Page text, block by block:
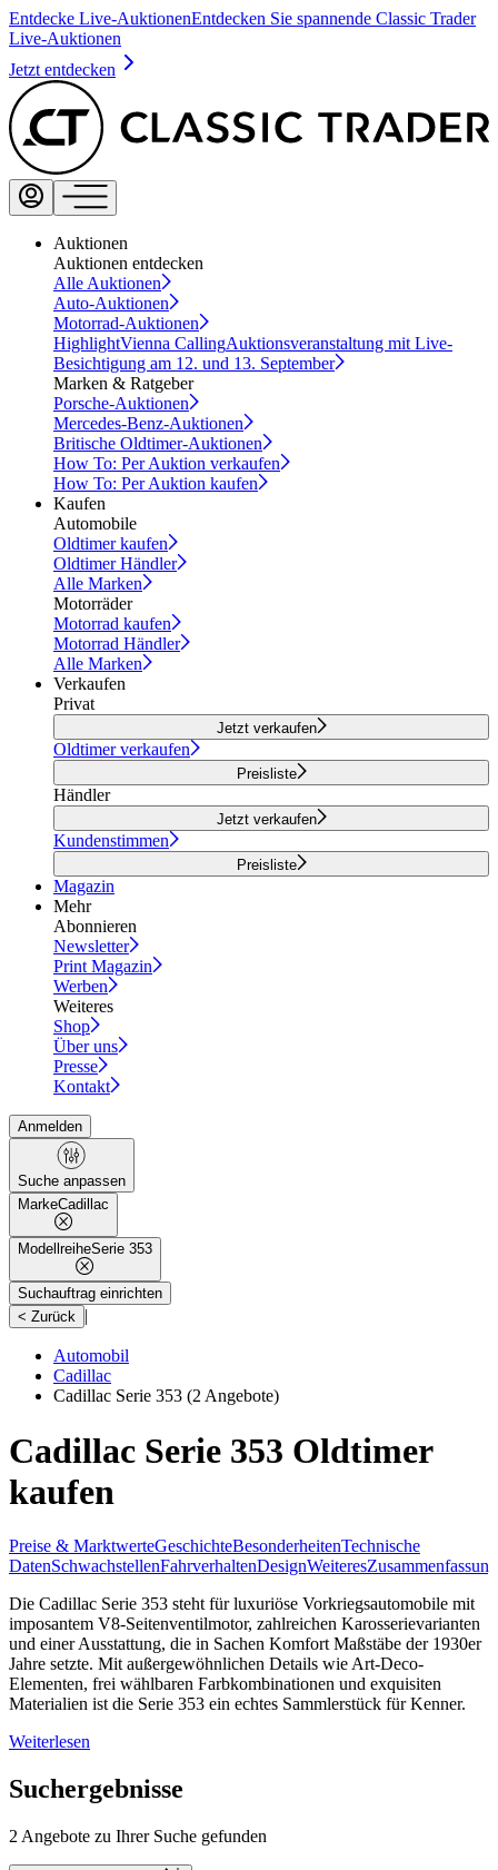
Entdecke Live-AuktionenEntdecken Sie spannende Classic Trader
Live-Auktionen
Jetzt entdecken
Auktionen
Auktionen entdecken
Alle Auktionen
Auto-Auktionen
Motorrad-Auktionen
HighlightVienna CallingAuktionsveranstaltung mit Live-
Besichtigung am 12. und 13. September
Marken & Ratgeber
Porsche-Auktionen
Mercedes-Benz-Auktionen
Britische Oldtimer-Auktionen
How To: Per Auktion verkaufen
How To: Per Auktion kaufen
Kaufen
Automobile
Oldtimer kaufen
Oldtimer Händler
Alle Marken
Motorräder
Motorrad kaufen
Motorrad Händler
Alle Marken
Verkaufen
Privat
Jetzt verkaufen
Oldtimer verkaufen
Preisliste
Händler
Jetzt verkaufen
Kundenstimmen
Preisliste
Magazin
Mehr
Abonnieren
Newsletter
Print Magazin
Werben
Weiteres
Shop
Über uns
Presse
Kontakt
Anmelden
Suche anpassen
MarkeCadillac
ModellreiheSerie 353
Suchauftrag einrichten
< Zurück |
Automobil
Cadillac
Cadillac Serie 353 (2 Angebote)
Cadillac Serie 353 Oldtimer
kaufen
Preise & MarktwerteGeschichteBesonderheitenTechnische
DatenSchwachstellenFahrverhaltenDesignWeiteresZusammenfassung
Die Cadillac Serie 353 steht für luxuriöse Vorkriegsautomobile mit
imposantem V8-Seitenventilmotor, zahlreichen Karosserievarianten
und einer Ausstattung, die in Sachen Komfort Maßstäbe der 1930er
Jahre setzte. Mit außergewöhnlichen Details wie Art-Deco-
Elementen, frei wählbaren Farbkombinationen und exquisiten
Materialien ist die Serie 353 ein echtes Sammlerstück für Kenner.
Weiterlesen
Suchergebnisse
2 Angebote zu Ihrer Suche gefunden